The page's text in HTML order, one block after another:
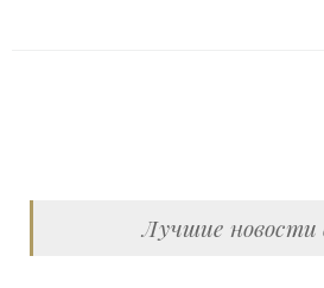
Лучшие новости